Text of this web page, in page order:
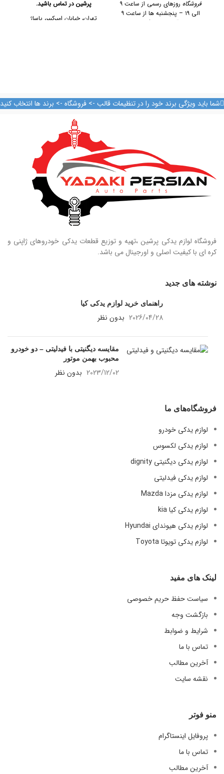
فروشگاه
روزهای رسمی از ساعت ۹
الی ۱۹ – پنجشنبه ها از ساعت ۹
آدرس فروشگاه
پرشین در تماس باشید.
تهران، خیابان امیرکبیر، پاساژ
شما باید ویژگی برند خود را در تنظیمات قالب -> فروشگاه -> برند ها انتخاب کنید
فروشگاه لوازم یدکی پرشین ،تهیه و توزیع قطعات یدکی خودروهای ژاپنی و
کره ای با کیفیت اصلی و اورجینال می باشد.
نوشته های جدید
راهنمای خرید لوازم یدکی کیا
2026/04/28
مقایسه دیگنیتی با فیدلیتی – دو خودرو
محبوب بهمن موتور
2023/12/02 بدون نظر
فروشگاه‌های ما
لوازم یدکی خودرو
لوازم یدکی لکسوس
لوازم یدکی دیگنیتی dignity
لوازم یدکی فیدلیتی
لوازم یدکی مزدا Mazda
لوازم یدکی کیا kia
لوازم یدکی هیوندای Hyundai
لوازم یدکی تویوتا Toyota
لینک های مفید
سیاست حفظ حریم خصوصی
بازگشت وجه
شرایط و ضوابط
تماس با ما
آخرین مطالب
نقشه سایت
پروفایل اینستاگرام
تماس با ما
آخرین مطالب